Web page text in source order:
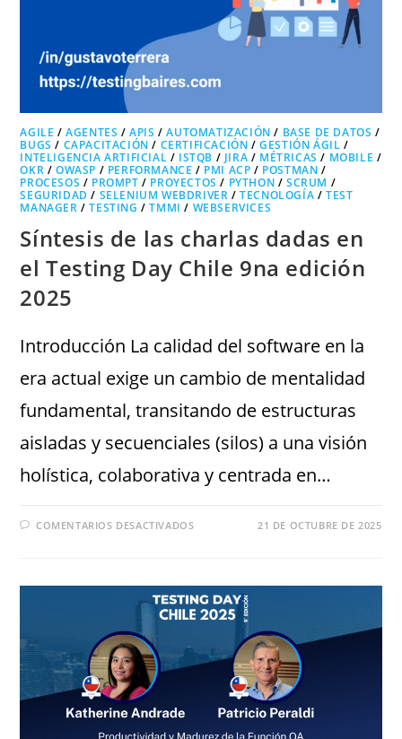
AGILE /AGENTES /APIS /AUTOMATIZACIÓN / BASE DE DATOS /
BUGS / CAPACITACIÓN / CERTIFICACIÓN /GESTIÓN ÁGIL /
INTELIGENCIA ARTIFICIAL / ISTQB / JIRA / MÉTRICAS / MOBILE /
OKR /OWASP / PERFORMANCE / PMI ACP / POSTMAN /
PROCESOS / PROMPT / PROYECTOS / PYTHON /SCRUM /
SEGURIDAD / SELENIUM WEBDRIVER /TECNOLOGÍA /TEST
MANAGER /TESTING /TMMI / WEBSERVICES
Síntesis de las charlas dadas en
el Testing Day Chile 9na edición
2025
Introducción La calidad del software en la
era actual exige un cambio de mentalidad
fundamental, transitando de estructuras
aisladas y secuenciales (silos) a una visión
holística, colaborativa y centrada en…
COMENTARIOS DESACTIVADOS 21 DE OCTUBRE DE 2025